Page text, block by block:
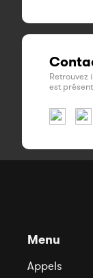
est
Menu
Appels